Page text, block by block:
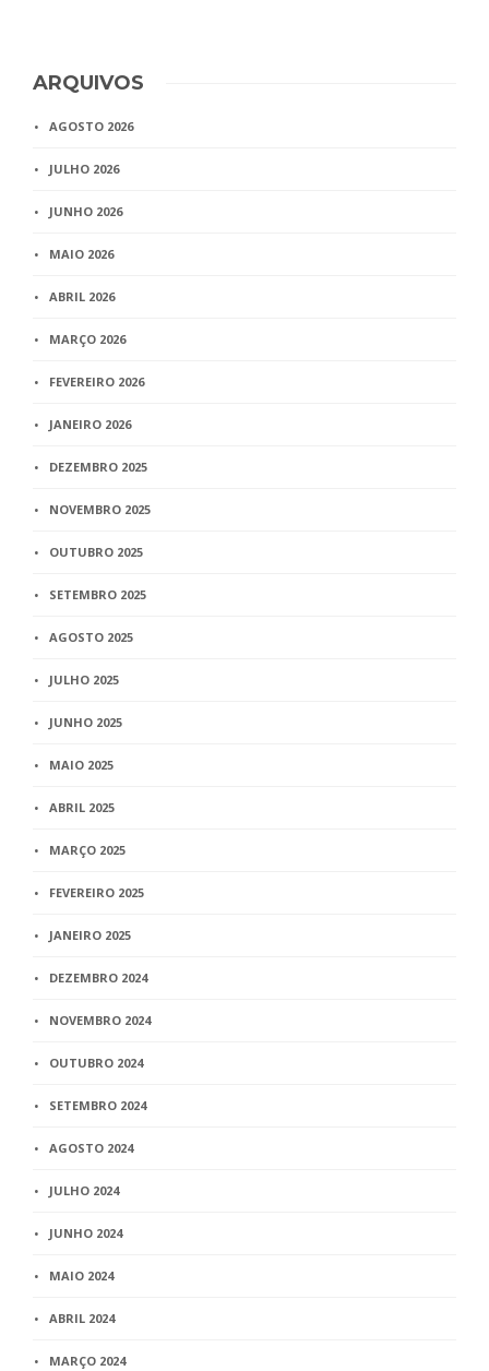
ARQUIVOS
AGOSTO 2026
JULHO 2026
JUNHO 2026
MAIO 2026
ABRIL 2026
MARÇO 2026
FEVEREIRO 2026
JANEIRO 2026
DEZEMBRO 2025
NOVEMBRO 2025
OUTUBRO 2025
SETEMBRO 2025
AGOSTO 2025
JULHO 2025
JUNHO 2025
MAIO 2025
ABRIL 2025
MARÇO 2025
FEVEREIRO 2025
JANEIRO 2025
DEZEMBRO 2024
NOVEMBRO 2024
OUTUBRO 2024
SETEMBRO 2024
AGOSTO 2024
JULHO 2024
JUNHO 2024
MAIO 2024
ABRIL 2024
MARÇO 2024